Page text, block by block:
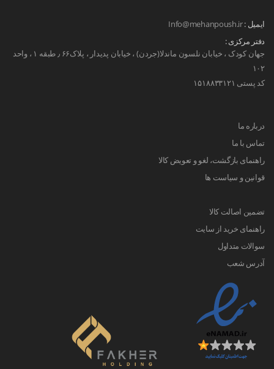
ایمیل :Info@mehanpoush.ir
دفتر مرکزی :
جهان کودک ، خیابان نلسون ماندلا(جردن) ، خیابان پدیدار ، پلاک۶۶ ٫ طبقه ۱ ، واحد
۱۰۲
کد پستی ۱۵۱۸۸۳۳۱۲۱
درباره ما
تماس با ما
راهنمای بازگشت، لغو و تعویض کالا
قوانین و سیاست ها
تضمین اصالت کالا
راهنمای خرید از سایت
سوالات متداول
آدرس شعب